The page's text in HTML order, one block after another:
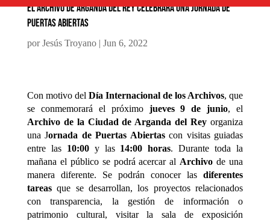
El Archivo de Arganda del Rey celebrará una Jornada de
Puertas Abiertas
porJesús Troyano| Jun 6, 2022
Con motivo del Día Internacional de los Archivos, que
se conmemorará el próximo jueves 9 de junio, el
Archivo de la Ciudad de Arganda del Rey organiza
una Jornada de Puertas Abiertascon visitas guiadas
entre las 10:00y las14:00 horas. Durante toda la
mañana el público se podrá acercar alArchivo de una
manera diferente. Se podrán conocer lasdiferentes
tareasque se desarrollan, los proyectos relacionados
con transparencia, la gestión de información o
patrimonio cultural, visitar la sala de exposición